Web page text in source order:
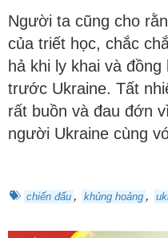
Người ta cũng cho
của triết học, chắc
hả khi ly khai và
trước Ukraine. Tất
rất buồn và đau đớn
người Ukraine cùng
chiến đấu , khủng hoảng ,